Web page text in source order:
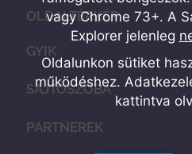
OLDALTÉRKÉP
GYIK
SAJTÓSZOBA
PARTNEREK
vagy Chrome 73+. A
Explorer jelenleg
Oldalunkon sütiket
működéshez.
kattintva